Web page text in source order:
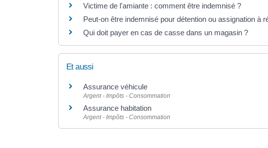
Victime de l'amiante : comment être indemnisé ?
Peut-on être indemnisé pour détention ou assignation à
Qui doit payer en cas de casse dans un magasin ?
Et aussi
Assurance véhicule
Argent - Impôts - Consommation
Assurance habitation
Argent - Impôts - Consommation